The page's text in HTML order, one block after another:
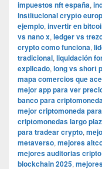
impuestos nft españa,
institucional crypto
ejemplo, invertir en
vs nano x, ledger vs
crypto como funciona,
tradicional, liquidación
explicado, long vs short
mapa comercios que
mejor app para ver
banco para
mejor criptomoneda
criptomonedas largo
para tradear crypto,
metaverso, mejores
mejores auditorias cripto
blockchain 2025,